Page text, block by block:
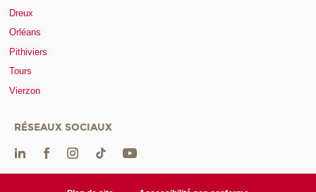
Dreux
Orléans
Pithiviers
Tours
Vierzon
RÉSEAUX SOCIAUX